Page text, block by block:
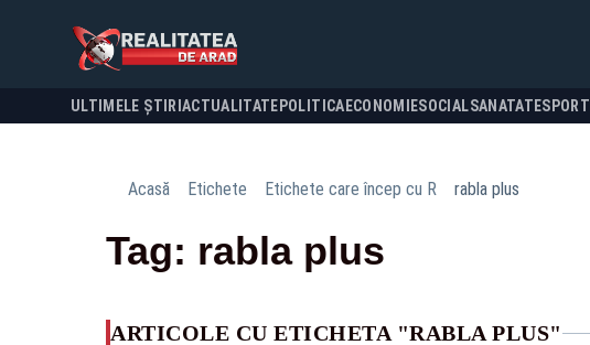
ULTIMELE ȘTIRI ACTUALITATE POLITICA ECONOMIESOCIALSANATATESPORT
Acasă Etichete Etichete care încep cu R rabla plus
Tag: rabla plus
ARTICOLE CU ETICHETA "RABLA PLUS"